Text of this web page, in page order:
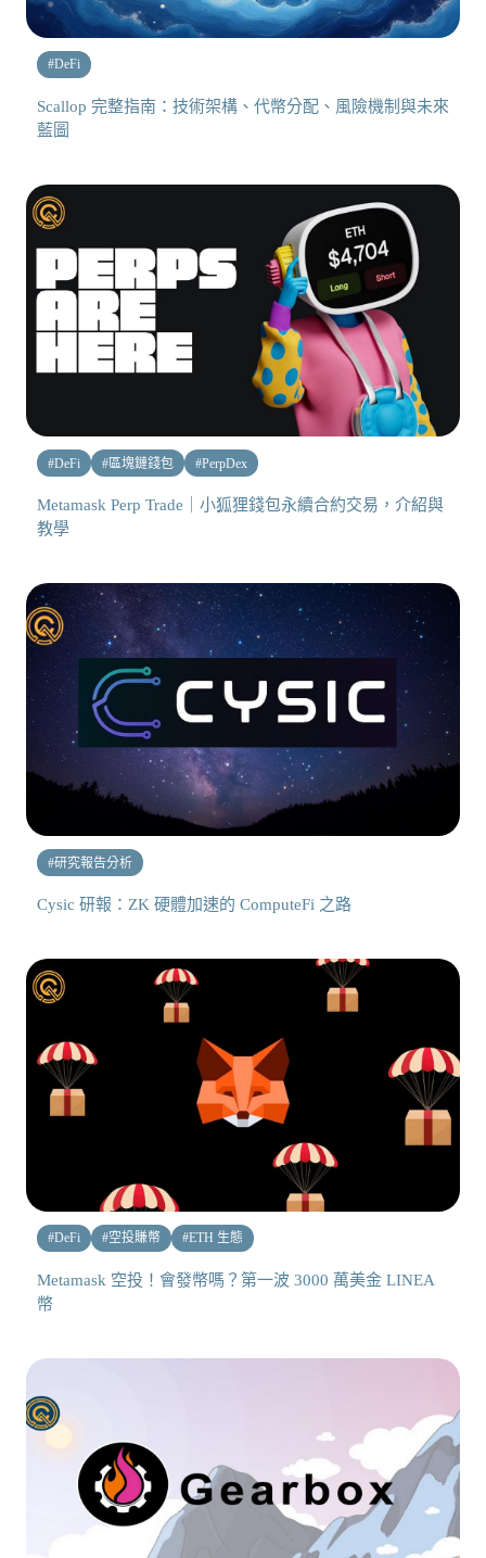
#DeFi
Scallop 完整指南：技術架構、代幣分配、風險機制與未來
藍圖
#DeFi #區塊鏈錢包 #PerpDex
Metamask Perp Trade｜小狐狸錢包永續合約交易，介紹與
教學
#研究報告分析
Cysic 研報：ZK 硬體加速的 ComputeFi 之路
#DeFi #空投賺幣 #ETH 生態
Metamask 空投！會發幣嗎？第一波 3000 萬美金 LINEA
幣